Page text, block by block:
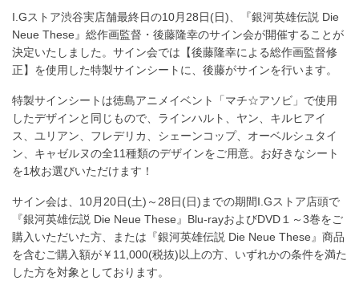
I.Gストア渋谷実店舗最終日の10月28日(日)、『銀河英雄伝説 Die
Neue These』総作画監督・後藤隆幸のサイン会が開催することが
決定いたしました。サイン会では【後藤隆幸による総作画監督修
正】を使用した特製サインシートに、後藤がサインを行います。
特製サインシートは徳島アニメイベント「マチ☆アソビ」で使用
したデザインと同じもので、ラインハルト、ヤン、キルヒアイ
ス、ユリアン、フレデリカ、シェーンコップ、オーベルシュタイ
ン、キャゼルヌの全11種類のデザインをご用意。お好きなシート
を1枚お選びいただけます！
サイン会は、10月20日(土)～28日(日)までの期間I.Gストア店頭で
『銀河英雄伝説 Die Neue These』Blu-rayおよびDVD１～3巻をご
購入いただいた方、または『銀河英雄伝説 Die Neue These』商品
を含むご購入額が￥11,000(税抜)以上の方、いずれかの条件を満た
した方を対象としております。